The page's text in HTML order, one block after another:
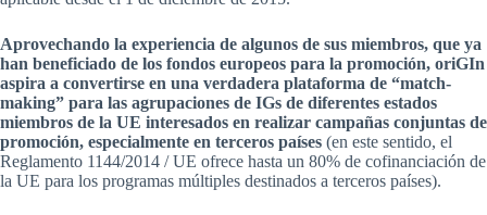
Aprovechando la experiencia de algunos de sus miembros, que ya
han beneficiado de los fondos europeos para la promoción, oriGIn
aspira a convertirse en una verdadera plataforma de “match-
making” para las agrupaciones de IGs de diferentes estados
miembros de la UE interesados en realizar campañas conjuntas de
promoción, especialmente en terceros países (en este sentido, el
Reglamento 1144/2014 / UE ofrece hasta un 80% de cofinanciación de
la UE para los programas múltiples destinados a terceros países).